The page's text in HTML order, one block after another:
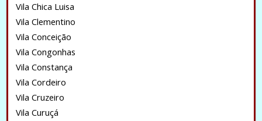
Vila Chica Luisa
Vila Clementino
Vila Conceição
Vila Congonhas
Vila Constança
Vila Cordeiro
Vila Cruzeiro
Vila Curuçá